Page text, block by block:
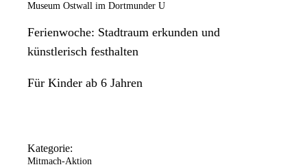
Museum Ostwall im Dortmunder U
Ferienwoche: Stadtraum erkunden und
künstlerisch festhalten
Für Kinder ab 6 Jahren
Kategorie:
Mitmach-Aktion